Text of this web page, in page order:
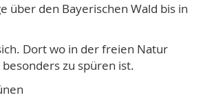
über den Bayerischen Wald bis in
Dort wo in der freien Natur
zu spüren ist.